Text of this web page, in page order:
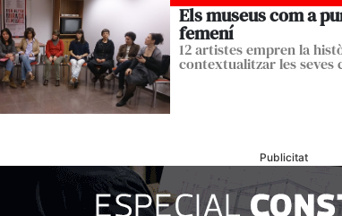
Els museus com a
femení
12 artistes empren la
contextualitzar les seves
Publicitat